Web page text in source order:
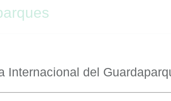
Internacional del